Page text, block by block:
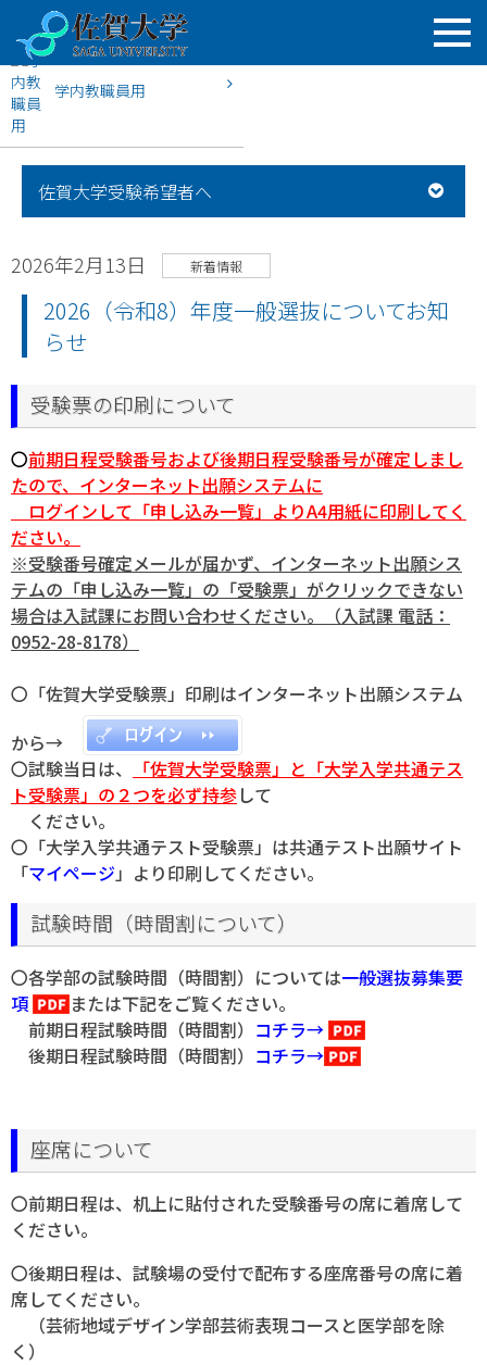
学内教職員用
HOME
佐賀大学受験希望者へ
2026年2月13日 新着情報
2026（令和8）年度一般選抜についてお知
らせ
受験票の印刷について
〇前期日程受験番号および後期日程受験番号が確定しまし
たので、インターネット出願システムに
ログインして「申し込み一覧」よりA4用紙に印刷してく
ださい。
※受験番号確定メールが届かず、インターネット出願シス
テムの「申し込み一覧」の「受験票」がクリックできない
場合は入試課にお問い合わせください。（入試課 電話：
0952-28-8178）
〇「佐賀大学受験票」印刷はインターネット出願システム
から→
〇試験当日は、
「佐賀大学受験票」と「大学入学共通テス
ト受験票」の２つを必ず持参して
ください。
〇「大学入学共通テスト受験票」は共通テスト出願サイト
「マイページ」より印刷してください。
試験時間（時間割について）
〇各学部の試験時間（時間割）については一般選抜募集要
項
または下記をご覧ください。
前期日程試験時間（時間割） コチラ→
後期日程試験時間（時間割） コチラ→
座席について
〇前期日程は、机上に貼付された受験番号の席に着席して
ください。
〇後期日程は、試験場の受付で配布する座席番号の席に着
席してください。
（芸術地域デザイン学部芸術表現コースと医学部を除
く）